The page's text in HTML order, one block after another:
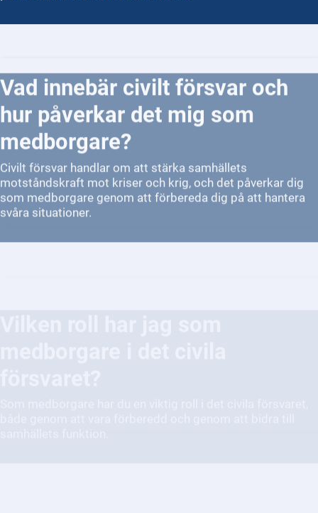
hur påverkar det mig som
medborgare?
Civilt försvar handlar om att stärka samhällets
motståndskraft mot kriser och krig, och det påverkar dig
som medborgare genom att förbereda dig på att hantera
svåra situationer.